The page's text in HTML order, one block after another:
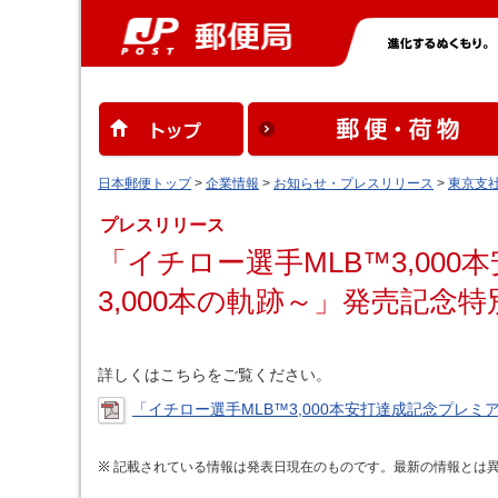
日本郵便トップ> 企業情報 > お知らせ・プレスリリース > 東京支
プレスリリース
「イチロー選手MLB™3,000
3,000本の軌跡～」発売記念特
詳しくはこちらをご覧ください。
「イチロー選手MLB™3,000本安打達成記念プレミ
記載されている情報は発表日現在のものです。最新の情報とは